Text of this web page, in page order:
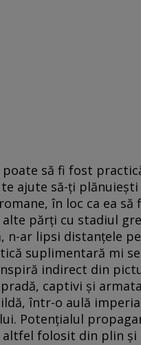
să fi fost
ajute să-ți
în loc ca ea
părți cu stadiul
n-ar lipsi distanțele
suplimentară mi
indirect din
captivi și
într-o aulă
Potențialul
folosit din plin și